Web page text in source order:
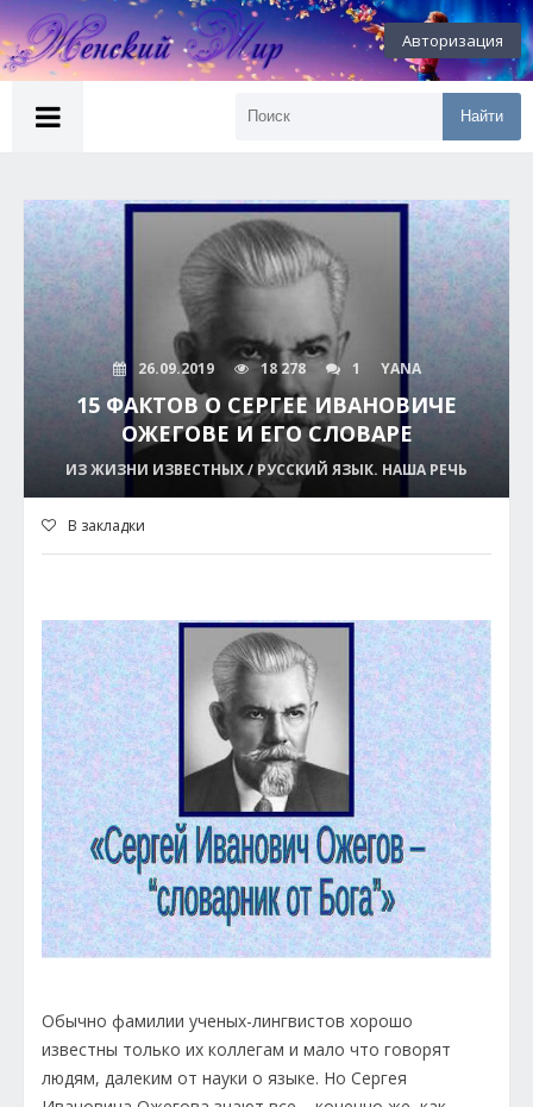
Авторизация
Найти
26.09.2019 18 278 1 YANA
15 ФАКТОВ О СЕРГЕЕ ИВАНОВИЧЕ
ОЖЕГОВЕ И ЕГО СЛОВАРЕ
ИЗ ЖИЗНИ ИЗВЕСТНЫХ / РУССКИЙ ЯЗЫК. НАША РЕЧЬ
В закладки
Обычно фамилии ученых-лингвистов хорошо
известны только их коллегам и мало что говорят
людям, далеким от науки о языке. Но Сергея